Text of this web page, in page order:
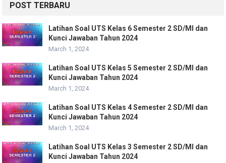
POST TERBARU
Latihan Soal UTS Kelas 6 Semester 2 SD/MI dan
Kunci Jawaban Tahun 2024
March 1, 2024
Latihan Soal UTS Kelas 5 Semester 2 SD/MI dan
Kunci Jawaban Tahun 2024
March 1, 2024
Latihan Soal UTS Kelas 4 Semester 2 SD/MI dan
Kunci Jawaban Tahun 2024
March 1, 2024
Latihan Soal UTS Kelas 3 Semester 2 SD/MI dan
Kunci Jawaban Tahun 2024